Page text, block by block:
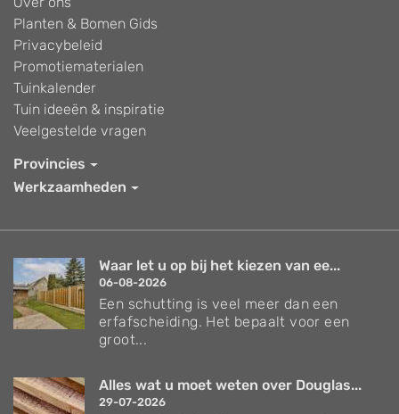
Planten & Bomen Gids
Privacybeleid
Promotiematerialen
Tuinkalender
Tuin ideeën & inspiratie
Veelgestelde vragen
Provincies
Werkzaamheden
Waar let u op bij het kiezen van ee...
06-08-2026
Een schutting is veel meer dan een
erfafscheiding. Het bepaalt voor een
groot...
Alles wat u moet weten over Douglas...
29-07-2026